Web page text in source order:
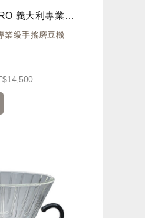
【停產】PIETRO 義大利專業級手搖磨豆機(銀)
業級手搖磨豆機
$14,500